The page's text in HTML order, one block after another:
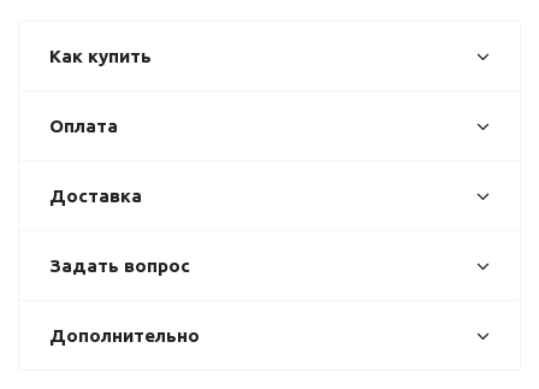
Как купить
Оплата
Доставка
Задать вопрос
Дополнительно